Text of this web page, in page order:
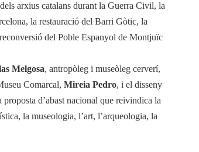
arxius catalans durant la Guerra Civil, la
la restauració del Barri Gòtic, la
del Poble Espanyol de Montjuïc
Melgosa, antropòleg i museòleg cerverí,
Comarcal, Mireia Pedro, i el disseny
proposta d’abast nacional que reivindica la
la museologia, l’art, l’arqueologia, la